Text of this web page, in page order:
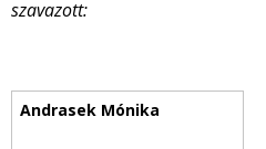
szavazott: